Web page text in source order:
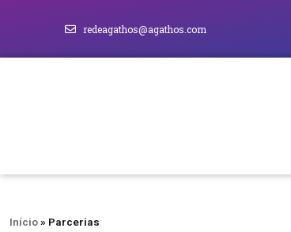
redeagathos@agathos.com
Início» Parcerias